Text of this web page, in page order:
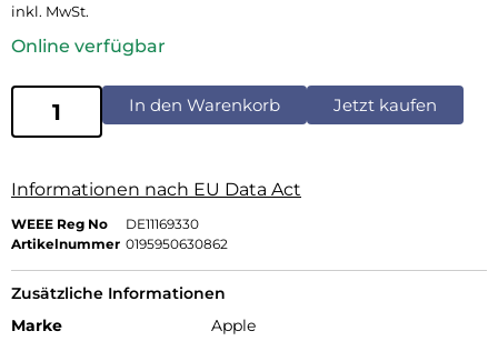
inkl. MwSt.
Online verfügbar
In den Warenkorb Jetzt kaufen
Informationen nach EU Data Act
WEEE Reg No
DE11169330
Artikelnummer 0195950630862
Zusätzliche Informationen
Marke
Apple